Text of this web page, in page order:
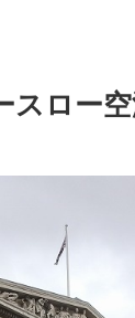
スロー